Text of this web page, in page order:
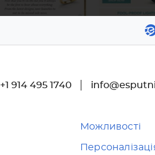
+1 914 495 1740
Можливості